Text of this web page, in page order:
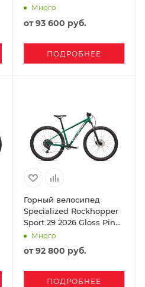
Sapphire / Dune White
Много
от93 600 руб.
ПОДРОБНЕЕ
Горный велосипед
Specialized Rockhopper
Sport 29 2026 Gloss Pine
Green / Desert Rose
Много
от92 800 руб.
ПОДРОБНЕЕ